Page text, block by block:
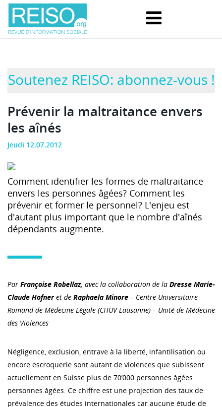
Soutenez REISO: abonnez-vous !
Prévenir la maltraitance envers
les aînés
Jeudi 12.07.2012
Comment identifier les formes de maltraitance
envers les personnes âgées? Comment les
prévenir et former le personnel? L'enjeu est
d'autant plus important que le nombre d'aînés
dépendants augmente.
Par Françoise Robellaz, avec la collaboration de la Dresse Marie-
Claude Hofner et de Raphaela Minore – Centre Universitaire
Romand de Médecine Légale (CHUV Lausanne) – Unité de Médecine
des Violences
Négligence, exclusion, entrave à la liberté, infantilisation ou
encore escroquerie sont autant de violences que subissent
actuellement en Suisse plus de 70’000 personnes âgées
personnes âgées. Ce chiffre est une projection des taux de
prévalence des études internationales car aucune étude de